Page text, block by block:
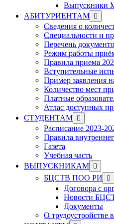
АБИТУРИЕНТАМ Show
sub
menu
Сведения о
Специальности и
Перечень
Режим работы
Правила приема
Вступительные
Пример заявления
Количество мест
Платные
Атлас доступных
СТУДЕНТАМ Show
sub
menu
Расписание 2023-
Правила
Газета
Учебная часть
ВЫПУСКНИКАМ Show
sub
menu
БЦСТВ ПОО РИ
sub
Договора с
Новости
Документы
О трудоустройстве